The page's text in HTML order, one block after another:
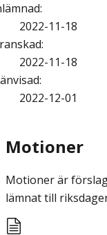
:
2022-11-18
:
2022-11-18
:
2022-12-01
Motioner
Motioner är
lämnat till